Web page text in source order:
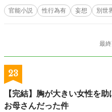
官能小説 性行為有 妄想 別世
最
23
【完結】胸が大きい女性を
お母さんだった件